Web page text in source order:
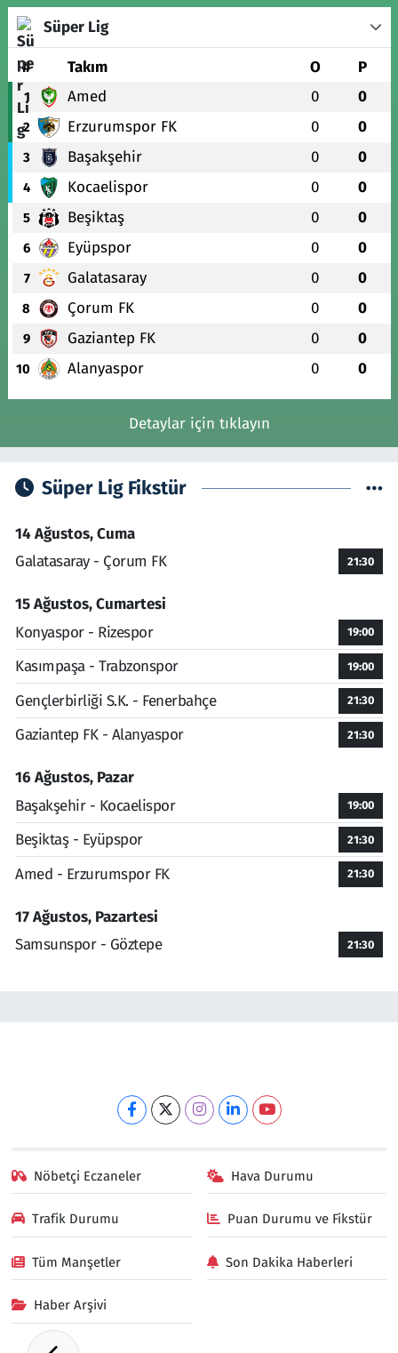
Süper Lig
# Takım O P
1 Amed 0 0
2 Erzurumspor FK 0 0
3 Başakşehir 0 0
4 Kocaelispor 0 0
5 Beşiktaş 0 0
6 Eyüpspor 0 0
7 Galatasaray 0 0
8 Çorum FK 0 0
9 Gaziantep FK 0 0
10 Alanyaspor 0 0
Detaylar için tıklayın
Süper Lig Fikstür
14 Ağustos, Cuma
Galatasaray - Çorum FK
21:30
15 Ağustos, Cumartesi
Konyaspor - Rizespor
19:00
Kasımpaşa - Trabzonspor 19:00
Gençlerbirliği S.K. - Fenerbahçe 21:30
Gaziantep FK - Alanyaspor 21:30
16 Ağustos, Pazar
Başakşehir - Kocaelispor
19:00
Beşiktaş - Eyüpspor 21:30
Amed - Erzurumspor FK 21:30
17 Ağustos, Pazartesi
Samsunspor - Göztepe
21:30
Nöbetçi Eczaneler Hava Durumu
Trafik Durumu Puan Durumu ve Fikstür
Tüm Manşetler Son Dakika Haberleri
Haber Arşivi